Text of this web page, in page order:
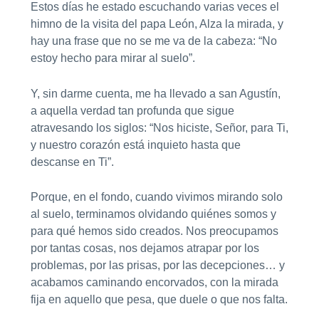
Estos días he estado escuchando varias veces el
himno de la visita del papa León, Alza la mirada, y
hay una frase que no se me va de la cabeza: “No
estoy hecho para mirar al suelo”.
Y, sin darme cuenta, me ha llevado a san Agustín,
a aquella verdad tan profunda que sigue
atravesando los siglos: “Nos hiciste, Señor, para Ti,
y nuestro corazón está inquieto hasta que
descanse en Ti”.
Porque, en el fondo, cuando vivimos mirando solo
al suelo, terminamos olvidando quiénes somos y
para qué hemos sido creados. Nos preocupamos
por tantas cosas, nos dejamos atrapar por los
problemas, por las prisas, por las decepciones… y
acabamos caminando encorvados, con la mirada
fija en aquello que pesa, que duele o que nos falta.